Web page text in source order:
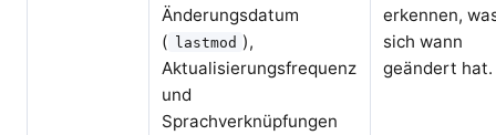
Änderungsdatum
( lastmod ),
Aktualisierungsfrequenz
und
Sprachverknüpfungen
erkennen,
sich wann
geändert hat.